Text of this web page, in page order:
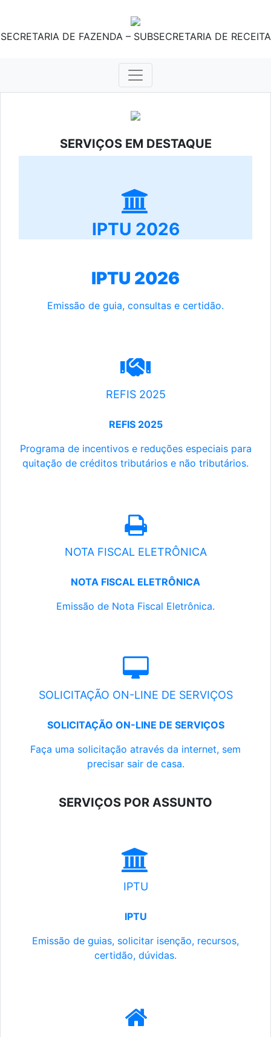
SECRETARIA DE FAZENDA – SUBSECRETARIA DE RECEITA
SERVIÇOS EM DESTAQUE
IPTU 2026
IPTU 2026
Emissão de guia, consultas e certidão.
REFIS 2025
REFIS 2025
Programa de incentivos e reduções especiais para
quitação de créditos tributários e não tributários.
NOTA FISCAL ELETRÔNICA
NOTA FISCAL ELETRÔNICA
Emissão de Nota Fiscal Eletrônica.
SOLICITAÇÃO ON-LINE DE SERVIÇOS
SOLICITAÇÃO ON-LINE DE SERVIÇOS
Faça uma solicitação através da internet, sem
precisar sair de casa.
SERVIÇOS POR ASSUNTO
IPTU
IPTU
Emissão de guias, solicitar isenção, recursos,
certidão, dúvidas.